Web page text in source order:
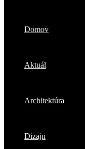
Domov
Aktuál
Architektúra
Dizajn